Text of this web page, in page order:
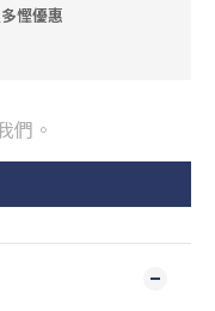
慳優惠
們。